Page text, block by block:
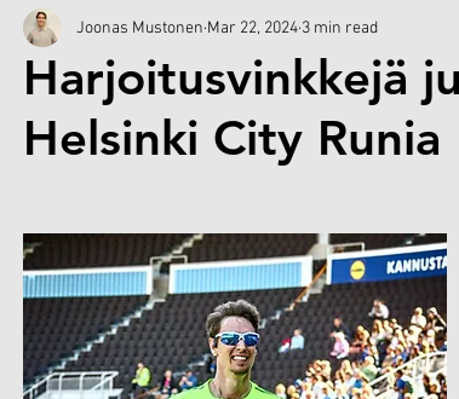
Harjoitusvinkkejä
Helsinki City Runia
Joonas Mustonen Mar 22, 2024 3 min read